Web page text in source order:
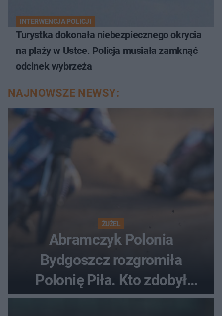
INTERWENCJA POLICJI
Turystka dokonała niebezpiecznego okrycia
na plaży w Ustce. Policja musiała zamknąć
odcinek wybrzeża
NAJNOWSZE NEWSY:
ŻUŻEL
Abramczyk Polonia
Bydgoszcz rozgromiła
Polonię Piła. Kto zdobył
najwięcej punktów?